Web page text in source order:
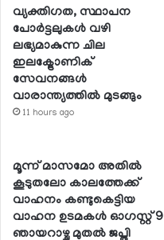
വ്യക്തിഗത, സ്ഥാപന
പോര്‍ട്ടലുകള്‍ വഴി
ലഭ്യമാകുന്ന ചില
ഇലക്ട്രോണിക്
സേവനങ്ങള്‍
വാരാന്ത്യത്തില്‍ മുടങ്ങും
11 hours ago
മൂന്ന് മാസമോ അതില്‍
കൂടുതലോ കാലത്തേക്ക്
വാഹനം കണ്ടുകെട്ടിയ
വാഹന ഉടമകള്‍ ഓഗസ്റ്റ് 9
ഞായറാഴ്ച മുതല്‍ ജപ്തി